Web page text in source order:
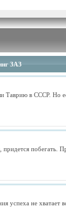
ЗАЗ
Таврию в СССР. Но
придется побегать.
успеха не хватает